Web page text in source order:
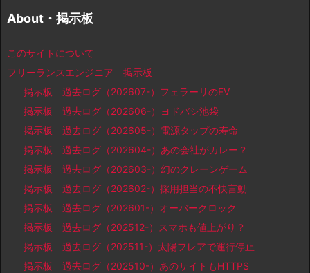
About・掲示板
このサイトについて
フリーランスエンジニア 掲示板
掲示板 過去ログ（202607-）フェラーリのEV
掲示板 過去ログ（202606-）ヨドバシ池袋
掲示板 過去ログ（202605-）電源タップの寿命
掲示板 過去ログ（202604-）あの会社がカレー？
掲示板 過去ログ（202603-）幻のクレーンゲーム
掲示板 過去ログ（202602-）採用担当の不快言動
掲示板 過去ログ（202601-）オーバークロック
掲示板 過去ログ（202512-）スマホも値上がり？
掲示板 過去ログ（202511-）太陽フレアで運行停止
掲示板 過去ログ（202510-）あのサイトもHTTPS